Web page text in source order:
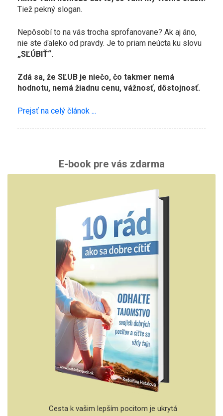
Tiež pekný slogan.
Nepôsobí to na vás trocha sprofanovane? Ak aj áno,
nie ste ďaleko od pravdy. Je to priam neúcta ku slovu
„SĽÚBIŤ“.
Zdá sa, že SĽUB je niečo, čo takmer nemá
hodnotu, nemá žiadnu cenu, vážnosť, dôstojnosť.
Prejsť na celý článok ...
E-book pre vás zdarma
Cesta k vašim lepším pocitom je ukrytá